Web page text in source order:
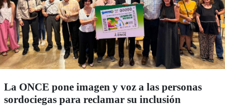
La ONCE pone imagen y voz a las personas
sordociegas para reclamar su inclusión